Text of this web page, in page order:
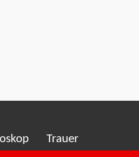
Trauer